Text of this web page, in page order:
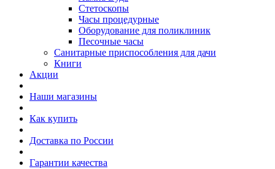
Стетоскопы
Часы процедурные
Оборудование для поликлиник
Песочные часы
Санитарные приспособления для дачи
Книги
Акции
Наши магазины
Как купить
Доставка по России
Гарантии качества